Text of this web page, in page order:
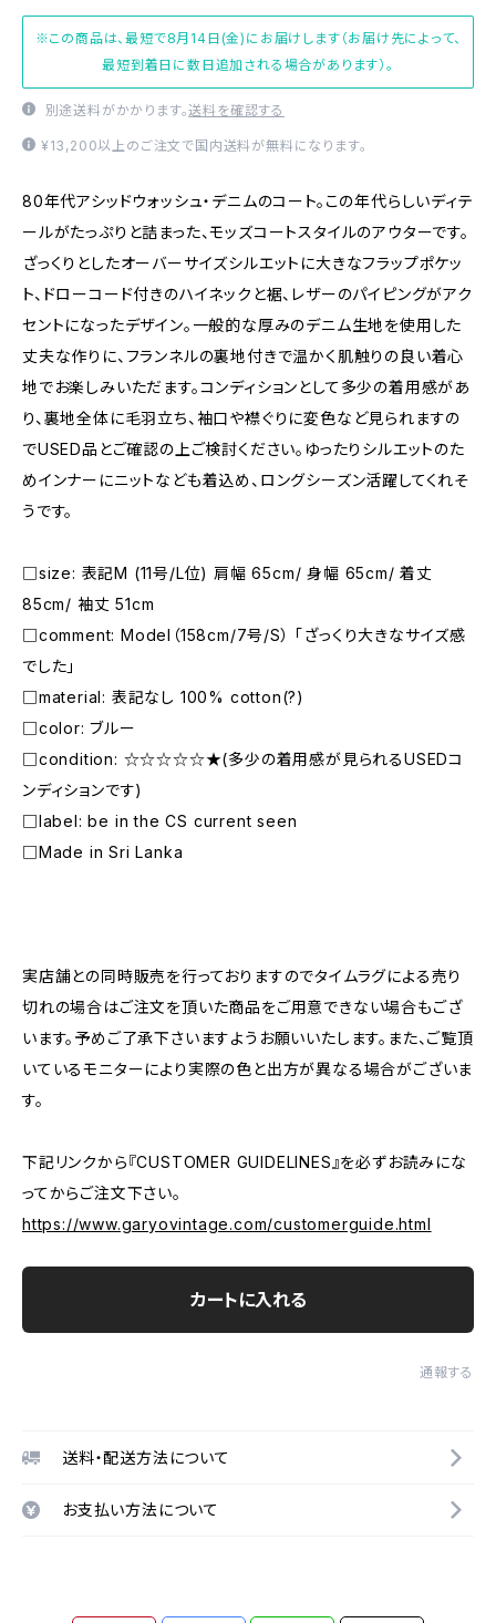
※この商品は、最短で8月14日(金)にお届けします（お届け先によって、
最短到着日に数日追加される場合があります）。
別途送料がかかります。送料を確認する
¥13,200以上のご注文で国内送料が無料になります。
80年代アシッドウォッシュ・デニムのコート。この年代らしいディテ
ールがたっぷりと詰まった、モッズコートスタイルのアウターです。
ざっくりとしたオーバーサイズシルエットに大きなフラップポケッ
ト、ドローコード付きのハイネックと裾、レザーのパイピングがアク
セントになったデザイン。一般的な厚みのデニム生地を使用した
丈夫な作りに、フランネルの裏地付きで温かく肌触りの良い着心
地でお楽しみいただます。コンディションとして多少の着用感があ
り、裏地全体に毛羽立ち、袖口や襟ぐりに変色など見られますの
でUSED品とご確認の上ご検討ください。ゆったりシルエットのた
めインナーにニットなども着込め、ロングシーズン活躍してくれそ
うです。
□size: 表記M (11号/L位) 肩幅 65cm/ 身幅 65cm/ 着丈
85cm/ 袖丈 51cm
□comment: Model（158cm/7号/S） 「ざっくり大きなサイズ感
でした」
□material: 表記なし 100% cotton(?)
□color: ブルー
□condition: ☆☆☆☆☆★(多少の着用感が見られるUSEDコ
ンディションです)
□label: be in the CS current seen
□Made in Sri Lanka
実店舗との同時販売を行っておりますのでタイムラグによる売り
切れの場合はご注文を頂いた商品をご用意できない場合もござ
います。予めご了承下さいますようお願いいたします。また、ご覧頂
いているモニターにより実際の色と出方が異なる場合がございま
す。
下記リンクから『CUSTOMER GUIDELINES』を必ずお読みにな
ってからご注文下さい。
https://www.garyovintage.com/customerguide.html
カートに入れる
通報する
送料・配送方法について
お支払い方法について